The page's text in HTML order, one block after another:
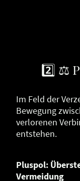
2️⃣ ⚖️
Im Feld der
Bewegung
verlorenen
entstehen.
Pluspol:
Vermeidung